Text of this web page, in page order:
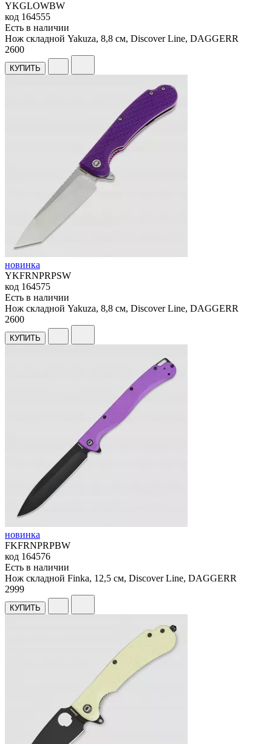
YKGLOWBW
код 164555
Есть в наличии
Нож складной Yakuza, 8,8 см, Discover Line, DAGGERR
2600
КУПИТЬ
новинка
YKFRNPRPSW
код 164575
Есть в наличии
Нож складной Yakuza, 8,8 см, Discover Line, DAGGERR
2600
КУПИТЬ
новинка
FKFRNPRPBW
код 164576
Есть в наличии
Нож складной Finka, 12,5 см, Discover Line, DAGGERR
2999
КУПИТЬ